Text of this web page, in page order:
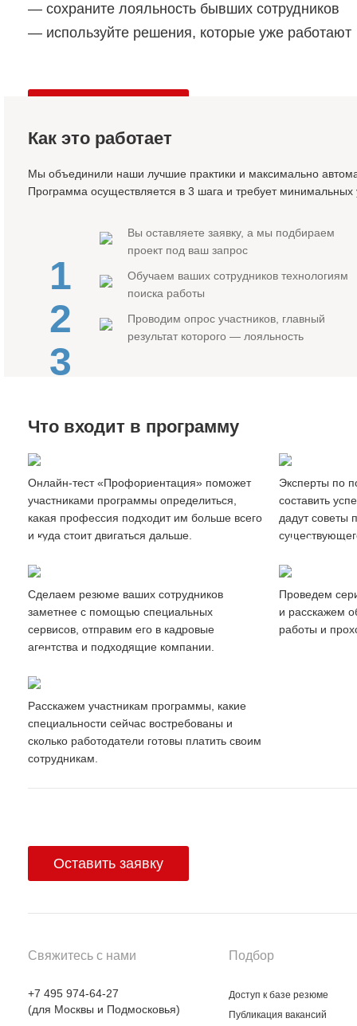
сохраните лояльность бывших сотрудников
используйте решения, которые уже работают
Как это работает
Мы объединили наши лучшие практики и максимально
Программа осуществляется в 3 шага и требует
1
Вы оставляете заявку, а мы подбираем
проект под ваш запрос
2
Обучаем ваших сотрудников технологиям
поиска работы
3
Проводим опрос участников, главный
результат которого — лояльность
Что входит в программу
Онлайн-тест «Профориентация» поможет
участниками программы определиться,
какая профессия подходит им больше всего
и куда стоит двигаться дальше.
Эксперты по
составить
дадут советы
Продвижение
Cделаем резюме ваших сотрудников
заметнее с помощью специальных
сервисов, отправим его в кадровые
агентства и подходящие компании.
Вебинары
Проведем
и расскажем
работы и
Обзор
Расскажем участникам программы, какие
специальности сейчас востребованы и
сколько работодатели готовы платить своим
сотрудникам.
Оставить заявку
Свяжитесь с нами
+7 495 974-64-27
(для Москвы и Подмосковья)
Подбор
Доступ к базе резюме
Публикация вакансий